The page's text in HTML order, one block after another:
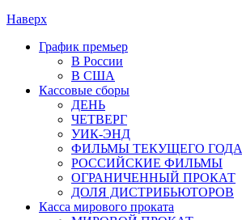
Наверх
График премьер
В России
В США
Кассовые сборы
ДЕНЬ
ЧЕТВЕРГ
УИК-ЭНД
ФИЛЬМЫ ТЕКУЩЕГО ГОДА
РОССИЙСКИЕ ФИЛЬМЫ
ОГРАНИЧЕННЫЙ ПРОКАТ
ДОЛЯ ДИСТРИБЬЮТОРОВ
Касса мирового проката